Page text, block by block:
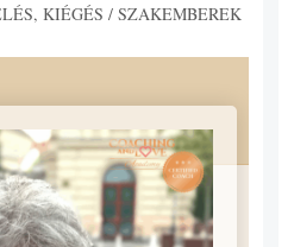
KIÉGÉS / SZAKEMBEREK